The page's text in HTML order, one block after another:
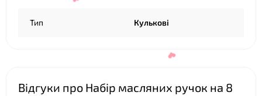
Тип Кулькові
Відгуки про Набір масляних ручок на 8